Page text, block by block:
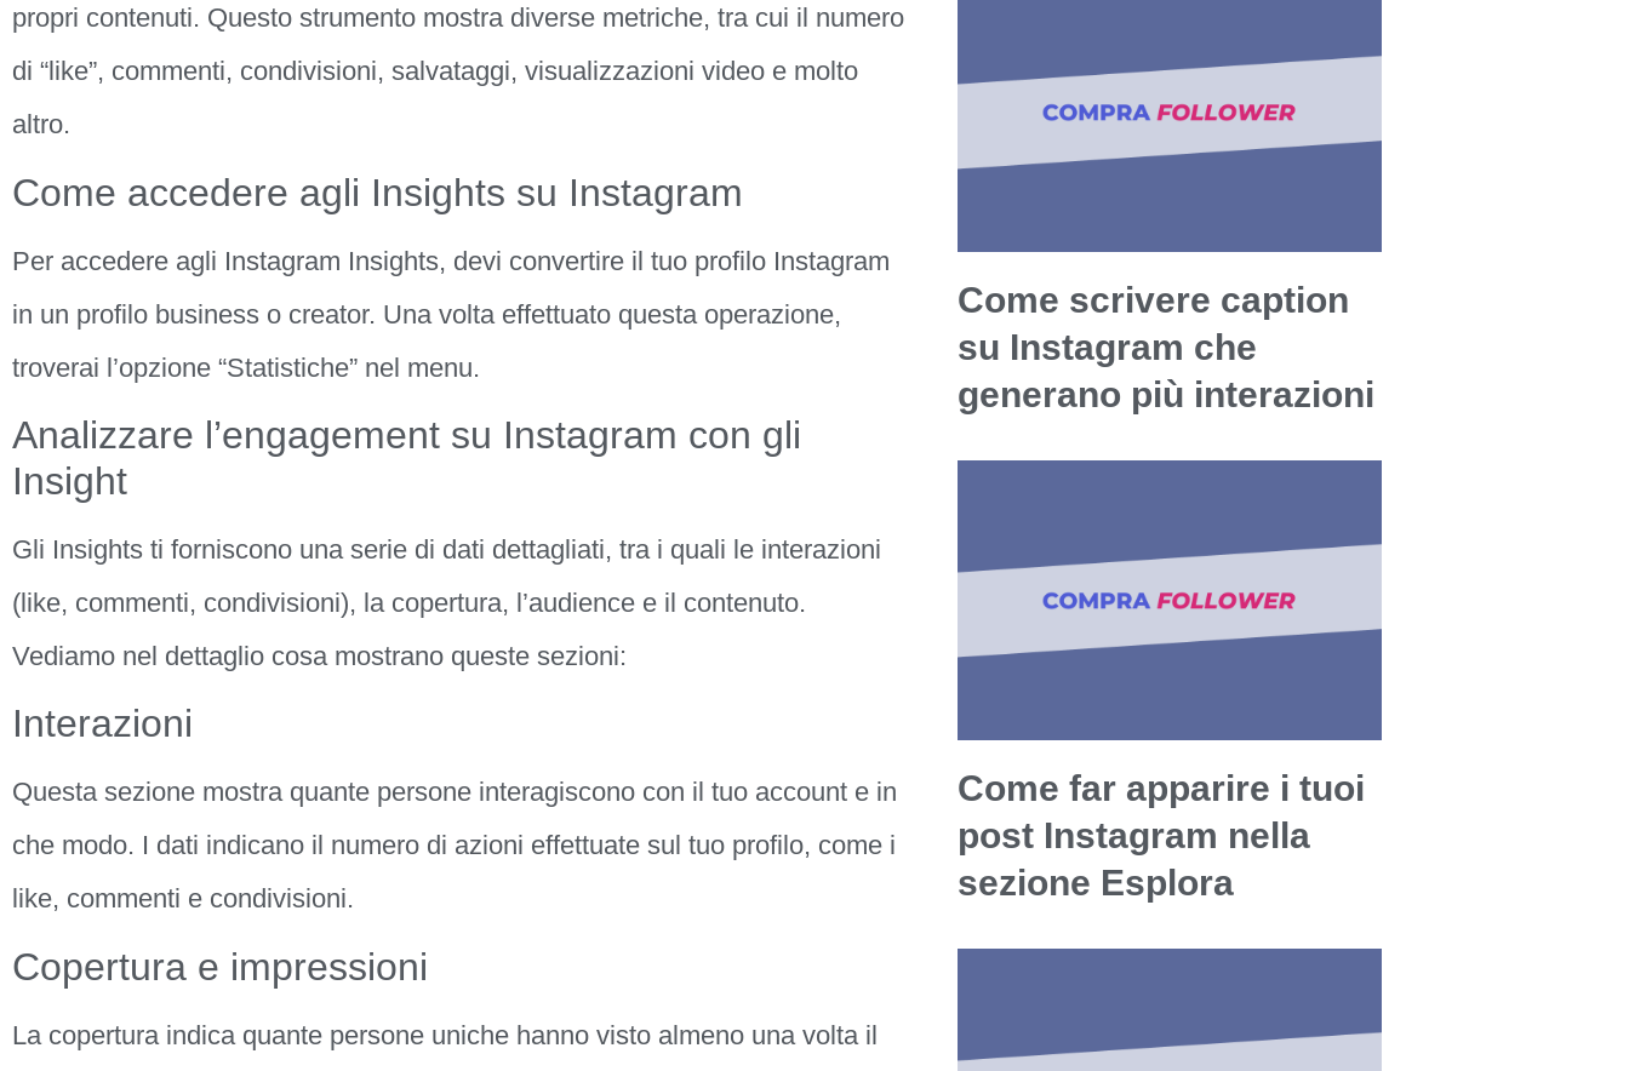
propri contenuti. Questo strumento mostra diverse metriche, tra cui il numero
di “like”, commenti, condivisioni, salvataggi, visualizzazioni video e molto
altro.
Come accedere agli Insights su Instagram
Per accedere agli Instagram Insights, devi convertire il tuo profilo Instagram
in un profilo business o creator. Una volta effettuato questa operazione,
troverai l’opzione “Statistiche” nel menu.
Analizzare l’engagement su Instagram con gli
Insight
Gli Insights ti forniscono una serie di dati dettagliati, tra i quali le interazioni
(like, commenti, condivisioni), la copertura, l’audience e il contenuto.
Vediamo nel dettaglio cosa mostrano queste sezioni:
Interazioni
Questa sezione mostra quante persone interagiscono con il tuo account e in
che modo. I dati indicano il numero di azioni effettuate sul tuo profilo, come i
like, commenti e condivisioni.
Copertura e impressioni
La copertura indica quante persone uniche hanno visto almeno una volta il
Come scrivere caption
su Instagram che
generano più interazioni
Come far apparire i tuoi
post Instagram nella
sezione Esplora